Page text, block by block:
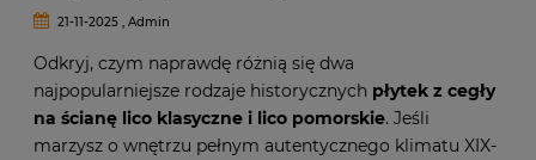
21-11-2025 , Admin
Odkryj, czym naprawdę różnią się dwa
najpopularniejsze rodzaje historycznych płytek z cegły
na ścianę lico klasyczne i lico pomorskie. Jeśli
marzysz o wnętrzu pełnym autentycznego klimatu XIX-